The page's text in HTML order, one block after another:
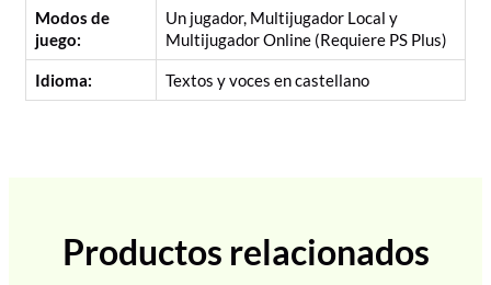
Modos de
juego:
Un jugador, Multijugador Local y
Multijugador Online (Requiere PS Plus)
Idioma: Textos y voces en castellano
Productos relacionados